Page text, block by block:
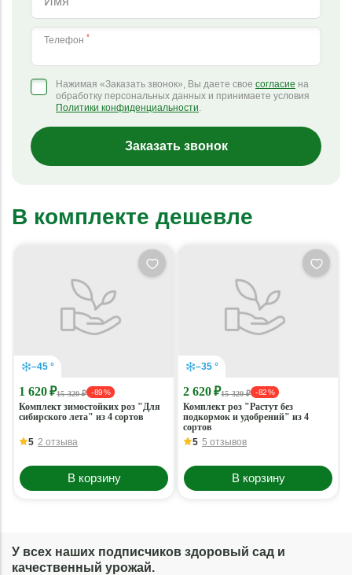
Телефон *
Нажимая «Заказать звонок», Вы даете свое согласие на
обработку персональных данных и принимаете условия
Политики конфиденциальности.
Заказать звонок
В комплекте дешевле
–45 °
1 620 ₽15 320 ₽ - 89 %
Комплект зимостойких роз "Для
сибирского лета" из 4 сортов
5 2 отзыва
В корзину
–35 °
2 620 ₽15 320 ₽ - 82 %
Комплект роз "Растут без
подкормок и удобрений" из 4
сортов
5 5 отзывов
В корзину
У всех наших подписчиков здоровый сад и
качественный урожай.